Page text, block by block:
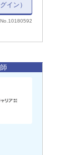
イン）